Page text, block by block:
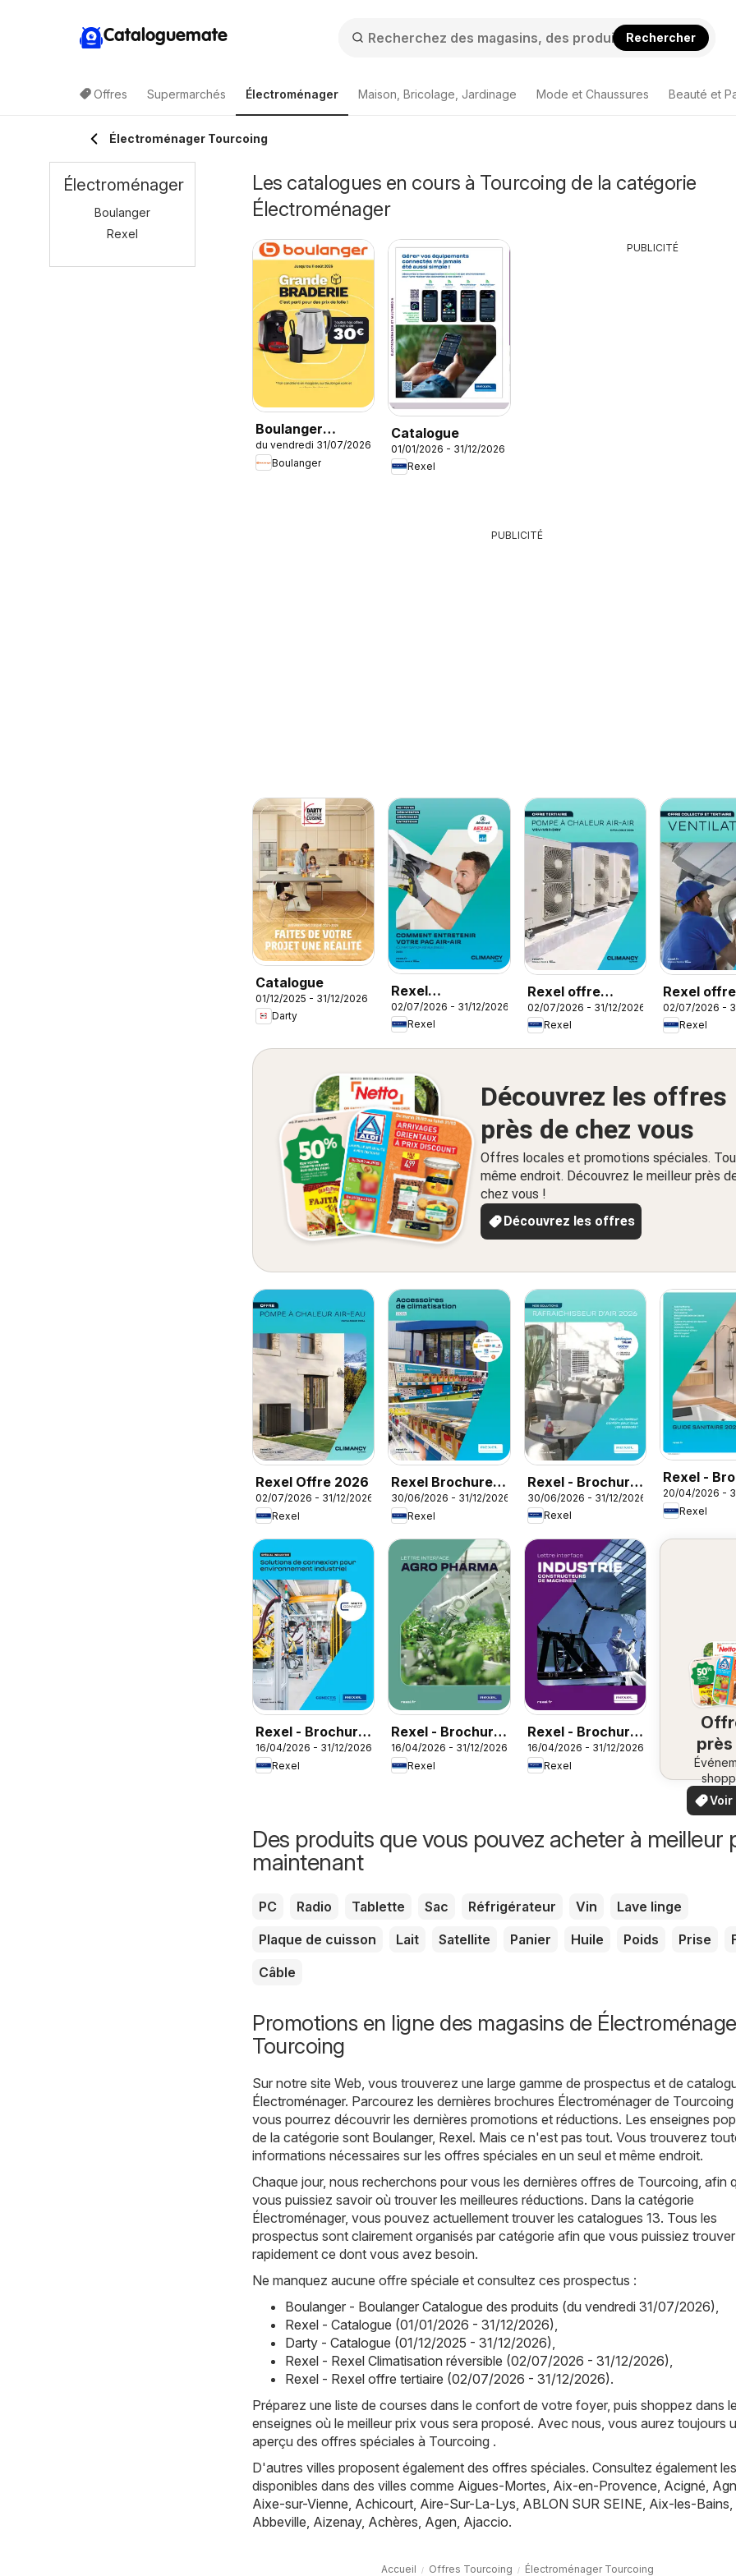
Cataloguemate Rechercher
Offres Supermarchés Électroménager Maison, Bricolage, Jardinage Mode et Chaussures Beauté et
Électroménager Tourcoing
Les catalogues en cours à Tourcoing de la catégorie
Électroménager
Boulanger
Catalogue des
produits
du vendredi 31/07/2026
Boulanger
Catalogue
01/01/2026 - 31/12/2026
Rexel
PUBLICITÉ
PUBLICITÉ
Catalogue
01/12/2025 - 31/12/2026
Darty
Rexel
Climatisation
réversible
02/07/2026 - 31/12/2026
Rexel
Rexel offre
tertiaire
02/07/2026 - 31/12/2026
Rexel
Rexel offre
ventilation
02/07/2026 -
Rexel
Découvrez les offres
près de chez vous
Offres locales et promotions spéciales.
même endroit. Découvrez le meilleur près
chez vous !
Découvrez les offres
Rexel Offre 2026
02/07/2026 - 31/12/2026
Rexel
Rexel Brochure
accessoires de
climatisation
30/06/2026 - 31/12/2026
Rexel
Rexel - Brochure
rafraichisseur
d'air
30/06/2026 - 31/12/2026
Rexel
Rexel -
Sanitaire
20/04/2026 -
Rexel
Rexel - Brochure
spécial industrie
16/04/2026 - 31/12/2026
Rexel
Rexel - Brochure
agro pharma
16/04/2026 - 31/12/2026
Rexel
Rexel - Brochure
industrie
16/04/2026 - 31/12/2026
Rexel
près
locaux
Voir
Des produits que vous pouvez acheter à meilleur
maintenant
PC Radio Tablette Sac Réfrigérateur Vin
Lave linge
Plaque de cuisson
Lait Satellite Panier Huile Poids Prise
Câble
Promotions en ligne des magasins de
Tourcoing
Sur notre site Web, vous trouverez une large gamme de prospectus et de
Électroménager. Parcourez les dernières brochures Électroménager de
vous pourrez découvrir les dernières promotions et réductions. Les enseignes
de la catégorie sont Boulanger, Rexel. Mais ce n'est pas tout. Vous trouverez
informations nécessaires sur les offres spéciales en un seul et même endroit.
Chaque jour, nous recherchons pour vous les dernières offres de Tourcoing, afin
vous puissiez savoir où trouver les meilleures réductions. Dans la catégorie
Électroménager, vous pouvez actuellement trouver les catalogues 13. Tous les
prospectus sont clairement organisés par catégorie afin que vous puissiez trouver
rapidement ce dont vous avez besoin.
Ne manquez aucune offre spéciale et consultez ces prospectus :
Boulanger - Boulanger Catalogue des produits (du vendredi 31/07/2026),
Rexel - Catalogue (01/01/2026 - 31/12/2026),
Darty - Catalogue (01/12/2025 - 31/12/2026),
Rexel - Rexel Climatisation réversible (02/07/2026 - 31/12/2026),
Rexel - Rexel offre tertiaire (02/07/2026 - 31/12/2026).
Préparez une liste de courses dans le confort de votre foyer, puis shoppez dans
enseignes où le meilleur prix vous sera proposé. Avec nous, vous aurez toujours
aperçu des offres spéciales à Tourcoing .
D'autres villes proposent également des offres spéciales. Consultez également
disponibles dans des villes comme Aigues-Mortes, Aix-en-Provence, Acigné,
Aixe-sur-Vienne, Achicourt, Aire-Sur-La-Lys, ABLON SUR SEINE, Aix-les-Bains,
Abbeville, Aizenay, Achères, Agen, Ajaccio.
Accueil Offres Tourcoing Électroménager Tourcoing
Électroménager
Boulanger
Rexel